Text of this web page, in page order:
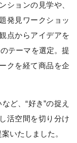
ョンの見学や、
発見ワークショッ
点からアイデアを
のテーマを選定。提
クを経て商品を企
ど、“好き”の捉え
活空間を切り分け
いたしました。